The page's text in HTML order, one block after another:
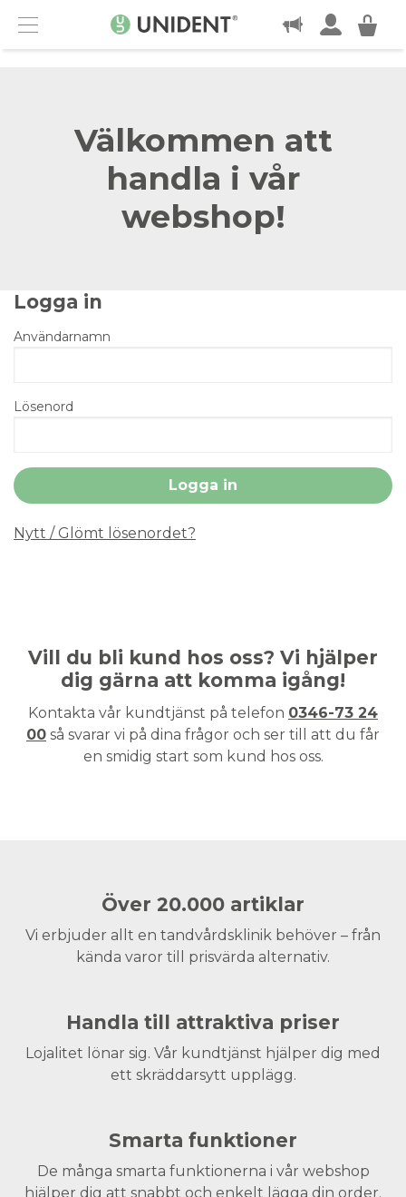
Menu
KONTAKT
Välkommen att
handla i vår
webshop!
Logga in
Användarnamn
Lösenord
Nytt / Glömt lösenordet?
Vill du bli kund hos oss? Vi hjälper
dig gärna att komma igång!
Kontakta vår kundtjänst på telefon 0346-73 24
00 så svarar vi på dina frågor och ser till att du får
en smidig start som kund hos oss.
Över 20.000 artiklar
Vi erbjuder allt en tandvårdsklinik behöver – från
kända varor till prisvärda alternativ.
Handla till attraktiva priser
Lojalitet lönar sig. Vår kundtjänst hjälper dig med
ett skräddarsytt upplägg.
Smarta funktioner
De många smarta funktionerna i vår webshop
hjälper dig att snabbt och enkelt lägga din order.